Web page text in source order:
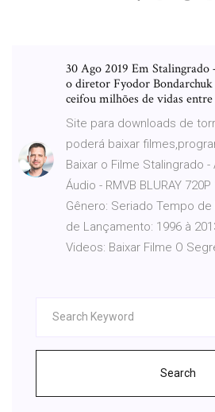
30 Ago 2019 Em Stalingrado
o diretor Fyodor
ceifou milhões de vidas entre
Site para downloads de
poderá baixar
Baixar o Filme Stalingrado -
Áudio - RMVB BLURAY
Gênero: Seriado Tempo de
de Lançamento: 1996 à
Videos: Baixar Filme O
Search